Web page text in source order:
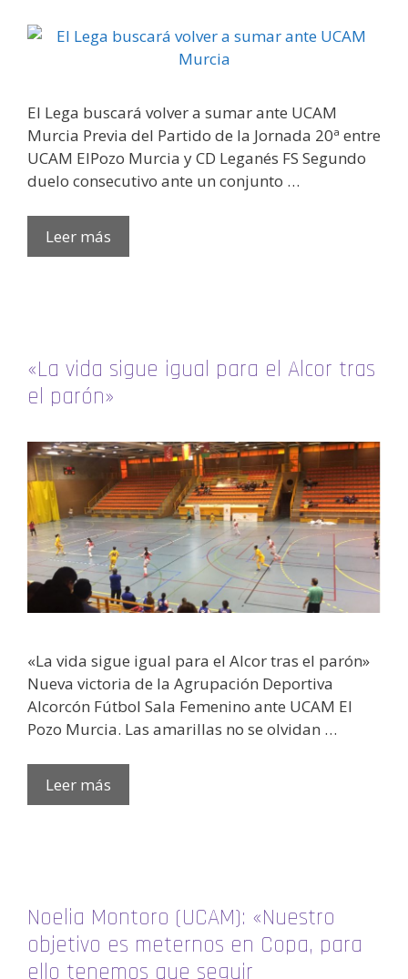
El Lega buscará volver a sumar ante UCAM
Murcia Previa del Partido de la Jornada 20ª entre
UCAM ElPozo Murcia y CD Leganés FS Segundo
duelo consecutivo ante un conjunto …
Leer más
«La vida sigue igual para el Alcor tras
el parón»
«La vida sigue igual para el Alcor tras el parón»
Nueva victoria de la Agrupación Deportiva
Alcorcón Fútbol Sala Femenino ante UCAM El
Pozo Murcia. Las amarillas no se olvidan …
Leer más
Noelia Montoro (UCAM): «Nuestro
objetivo es meternos en Copa, para
ello tenemos que seguir